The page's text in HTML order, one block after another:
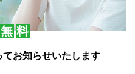
無 料
お知らせいたします